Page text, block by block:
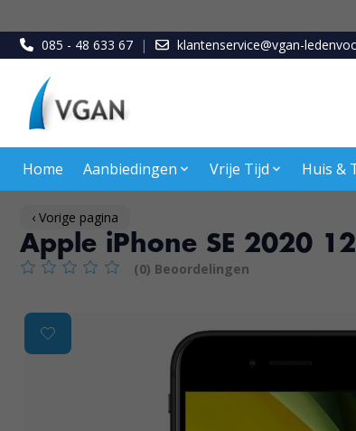
085 - 48 633 67 | klantenservice@vgan-
Home Aanbiedingen Vrije Tijd Huis &
‹ Vorige pagina
Apple iPhone SE 2020
De beoordeling van dit product is0van de 5
(0) Beoordelingen
Product image slideshow Items